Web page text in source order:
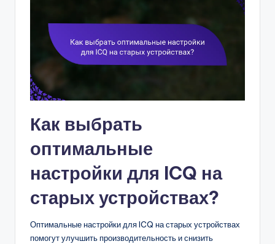
Как выбрать
оптимальные
настройки для ICQ на
старых устройствах?
Оптимальные настройки для ICQ на старых устройствах
помогут улучшить производительность и снизить